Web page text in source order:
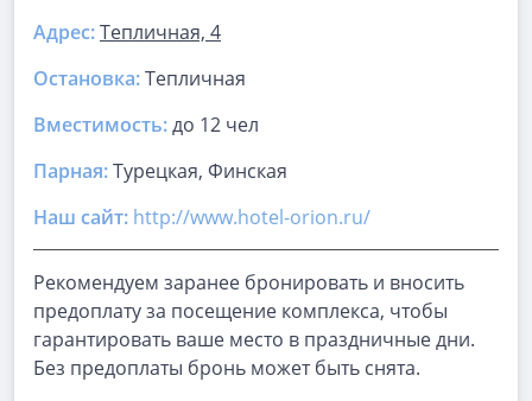
Адрес:Тепличная, 4
Остановка:Тепличная
Вместимость:до 12 чел
Парная:Турецкая, Финская
Наш сайт: http://www.hotel-orion.ru/
Рекомендуем заранее бронировать и вносить
предоплату за посещение комплекса, чтобы
гарантировать ваше место в праздничные дни.
Без предоплаты бронь может быть снята.